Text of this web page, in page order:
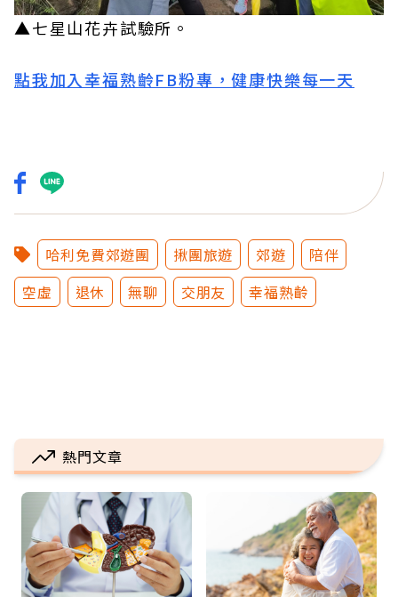
▲七星山花卉試驗所。
點我加入幸福熟齡FB粉專，健康快樂每一天
哈利免費郊遊團 揪團旅遊 郊遊
陪伴
空虛
退休 無聊 交朋友 幸福熟齡
熱門文章